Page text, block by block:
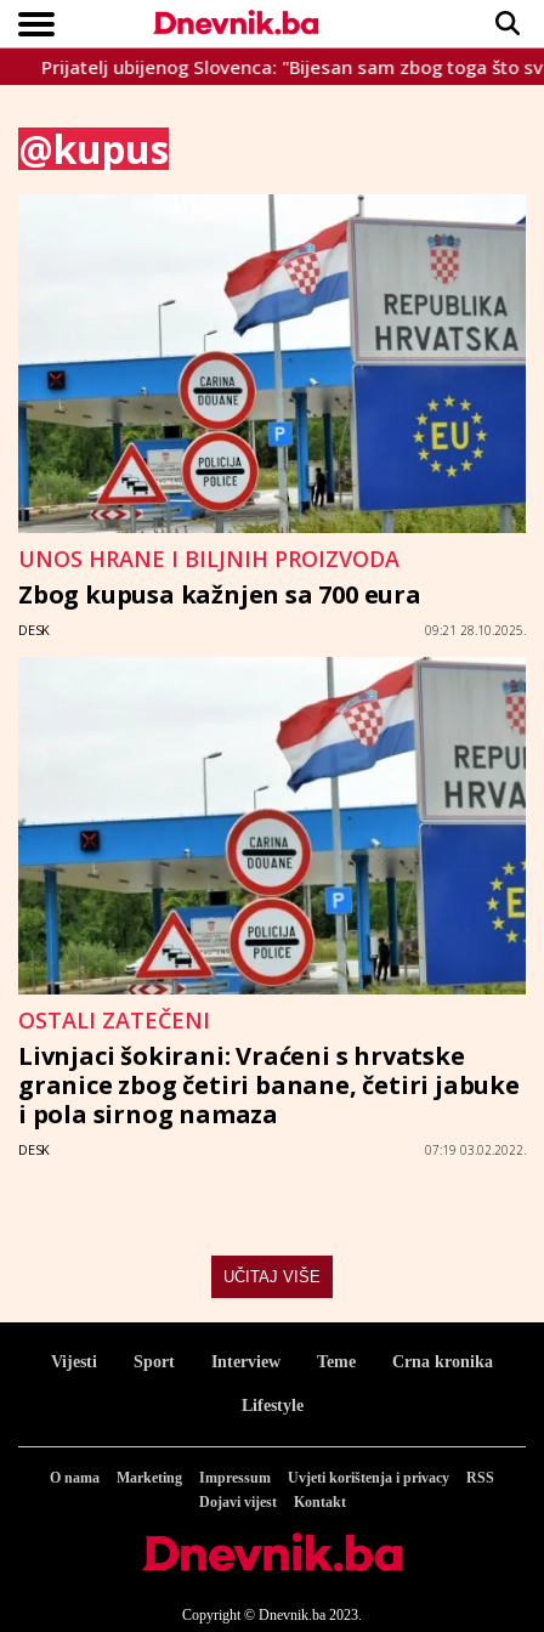
VIJESTI
SPORT
INTERVIEW
TEME
CRNA KRONIKA
LIFESTYLE
Copyright © Dnevnik.ba 2023.
Prijatelj ubijenog Slovenca: "Bijesan sam zbog toga što svi
@kupus
UNOS HRANE I BILJNIH PROIZVODA
Zbog kupusa kažnjen sa 700 eura
DESK 09:21 28.10.2025.
OSTALI ZATEČENI
Livnjaci šokirani: Vraćeni s hrvatske
granice zbog četiri banane, četiri jabuke
i pola sirnog namaza
DESK 07:19 03.02.2022.
UČITAJ VIŠE
Vijesti Sport Interview Teme Crna kronika
Lifestyle
O nama Marketing Impressum Uvjeti korištenja i privacy
RSS
Dojavi vijest
Kontakt
Copyright © Dnevnik.ba 2023.